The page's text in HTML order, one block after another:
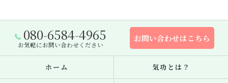
080-6584-4965
お気軽にお問い合わせください
お問い合わせはこちら
ホーム 気功とは？